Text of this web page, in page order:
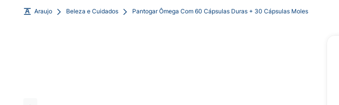
Araujo Beleza e Cuidados Pantogar Ômega Com 60 Cápsulas Duras + 30 Cápsulas Moles